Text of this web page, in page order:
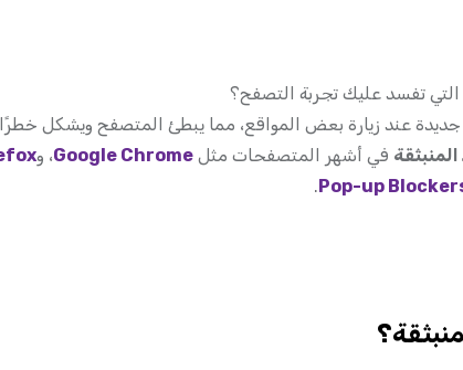
تفسد عليك تجربة التصفح؟
عند زيارة بعض المواقع، مما يبطئ المتصفح ويشكل
في أشهر المتصفحات مثل Google Chrome، و
Pop-up
.